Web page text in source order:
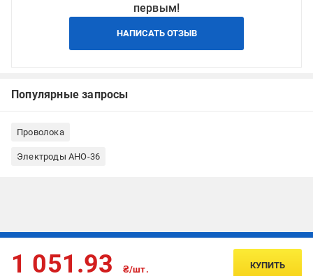
первым!
НАПИСАТЬ ОТЗЫВ
Популярные запросы
Проволока
Электроды АНО-36
1 051.93 ₴/шт. КУПИТЬ
Подписывайтесь, чтобы узнавать первым об акцияx и